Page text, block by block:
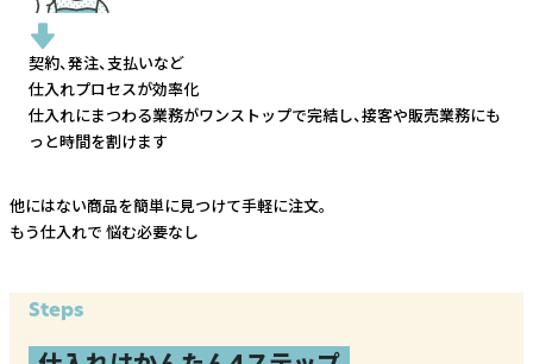
契約、発注、支払いなど
仕入れプロセスが効率化
仕入れにまつわる業務がワンストップで完結し、接客や販売業務にも
っと時間を割けます
他にはない商品を簡単に見つけて手軽に注文。
もう仕入れで 悩む必要なし
Steps